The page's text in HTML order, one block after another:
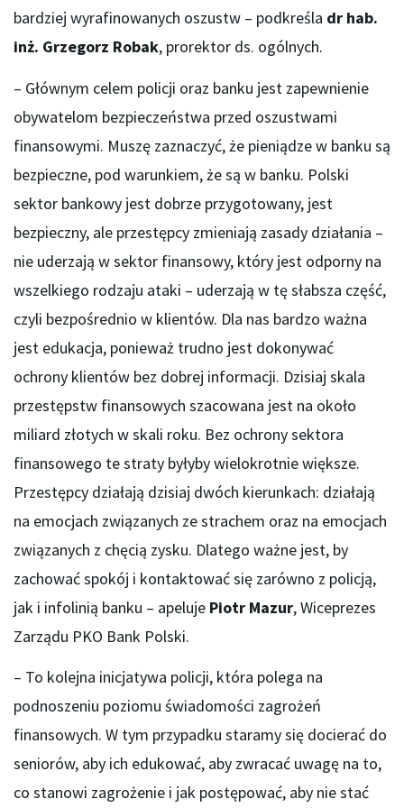
bardziej wyrafinowanych oszustw – podkreśla dr hab.
inż. Grzegorz Robak, prorektor ds. ogólnych.
– Głównym celem policji oraz banku jest zapewnienie
obywatelom bezpieczeństwa przed oszustwami
finansowymi. Muszę zaznaczyć, że pieniądze w banku są
bezpieczne, pod warunkiem, że są w banku. Polski
sektor bankowy jest dobrze przygotowany, jest
bezpieczny, ale przestępcy zmieniają zasady działania –
nie uderzają w sektor finansowy, który jest odporny na
wszelkiego rodzaju ataki – uderzają w tę słabsza część,
czyli bezpośrednio w klientów. Dla nas bardzo ważna
jest edukacja, ponieważ trudno jest dokonywać
ochrony klientów bez dobrej informacji. Dzisiaj skala
przestępstw finansowych szacowana jest na około
miliard złotych w skali roku. Bez ochrony sektora
finansowego te straty byłyby wielokrotnie większe.
Przestępcy działają dzisiaj dwóch kierunkach: działają
na emocjach związanych ze strachem oraz na emocjach
związanych z chęcią zysku. Dlatego ważne jest, by
zachować spokój i kontaktować się zarówno z policją,
jak i infolinią banku – apeluje Piotr Mazur, Wiceprezes
Zarządu PKO Bank Polski.
– To kolejna inicjatywa policji, która polega na
podnoszeniu poziomu świadomości zagrożeń
finansowych. W tym przypadku staramy się docierać do
seniorów, aby ich edukować, aby zwracać uwagę na to,
co stanowi zagrożenie i jak postępować, aby nie stać